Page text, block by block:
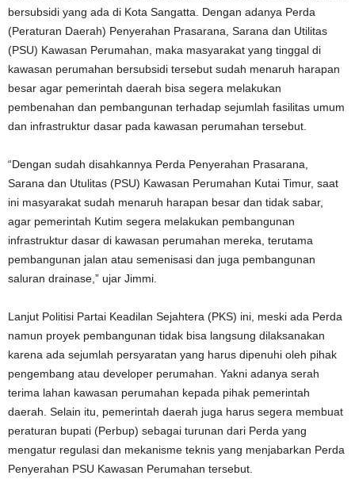
bersubsidi yang ada di Kota Sangatta. Dengan adanya Perda
(Peraturan Daerah) Penyerahan Prasarana, Sarana dan Utilitas
(PSU) Kawasan Perumahan, maka masyarakat yang tinggal di
kawasan perumahan bersubsidi tersebut sudah menaruh harapan
besar agar pemerintah daerah bisa segera melakukan
pembenahan dan pembangunan terhadap sejumlah fasilitas umum
dan infrastruktur dasar pada kawasan perumahan tersebut.
“Dengan sudah disahkannya Perda Penyerahan Prasarana,
Sarana dan Utulitas (PSU) Kawasan Perumahan Kutai Timur, saat
ini masyarakat sudah menaruh harapan besar dan tidak sabar,
agar pemerintah Kutim segera melakukan pembangunan
infrastruktur dasar di kawasan perumahan mereka, terutama
pembangunan jalan atau semenisasi dan juga pembangunan
saluran drainase,” ujar Jimmi.
Lanjut Politisi Partai Keadilan Sejahtera (PKS) ini, meski ada Perda
namun proyek pembangunan tidak bisa langsung dilaksanakan
karena ada sejumlah persyaratan yang harus dipenuhi oleh pihak
pengembang atau developer perumahan. Yakni adanya serah
terima lahan kawasan perumahan kepada pihak pemerintah
daerah. Selain itu, pemerintah daerah juga harus segera membuat
peraturan bupati (Perbup) sebagai turunan dari Perda yang
mengatur regulasi dan mekanisme teknis yang menjabarkan Perda
Penyerahan PSU Kawasan Perumahan tersebut.